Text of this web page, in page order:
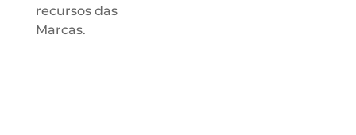
recursos das
Marcas.